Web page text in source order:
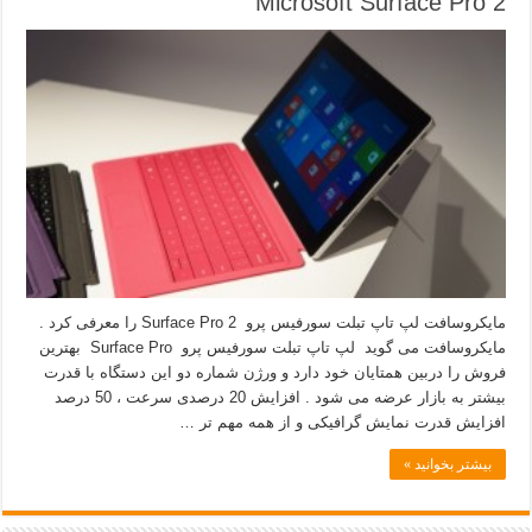
مایکروسافت لپ تاپ تبلت سورفیس پرو Surface Pro 2 را معرفی کرد .
مایکروسافت می گوید لپ تاپ تبلت سورفیس پرو Surface Pro بهترین
فروش را دربین همتایان خود دارد و ورژن شماره دو این دستگاه با قدرت
بیشتر به بازار عرضه می شود . افزایش 20 درصدی سرعت ، 50 درصد
افزایش قدرت نمایش گرافیکی و از همه مهم تر …
بیشتر بخوانید »